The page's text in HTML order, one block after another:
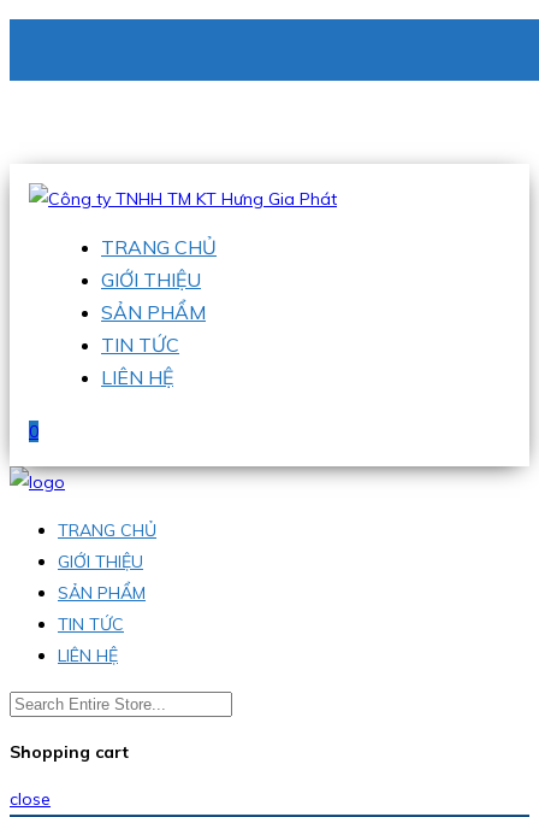
Hotline:0938 336 079
TRANG CHỦ
GIỚI THIỆU
SẢN PHẨM
TIN TỨC
LIÊN HỆ
0
TRANG CHỦ
GIỚI THIỆU
SẢN PHẨM
TIN TỨC
LIÊN HỆ
Shopping cart
close